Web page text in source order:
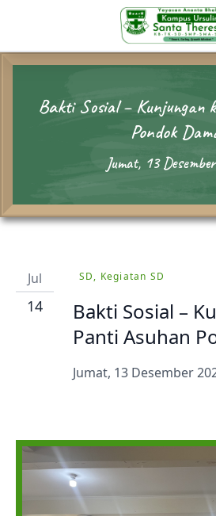
Bakti Sosial – Kunjungan
Pondok
Jumat, 13
Jul
14
SD, Kegiatan SD
Bakti Sosial –
Panti Asuhan
Jumat, 13 Desember